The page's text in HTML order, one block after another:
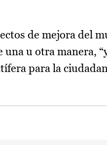
de mejora del
u otra manera,
para la